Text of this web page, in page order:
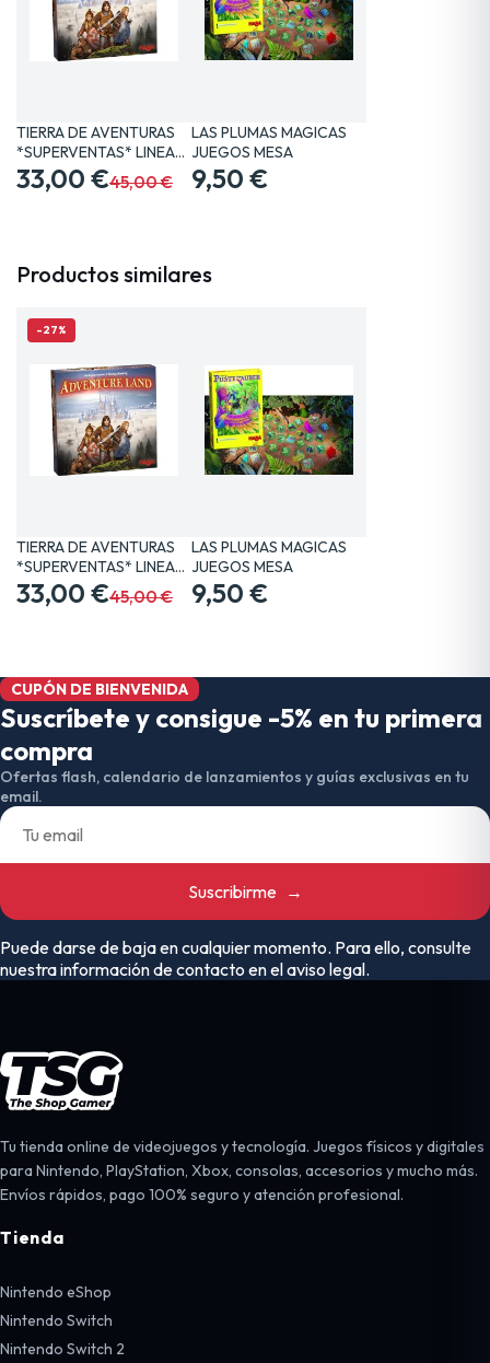
TIERRA DE AVENTURAS
*SUPERVENTAS* LINEA…
33,00 €45,00 €
LAS PLUMAS MAGICAS
JUEGOS MESA
9,50 €
Productos similares
-27%
TIERRA DE AVENTURAS
*SUPERVENTAS* LINEA…
33,00 €45,00 €
LAS PLUMAS MAGICAS
JUEGOS MESA
9,50 €
CUPÓN DE BIENVENIDA
Suscríbete y consigue -5% en tu primera
compra
Ofertas flash, calendario de lanzamientos y guías exclusivas en tu
email.
Suscribirme →
Puede darse de baja en cualquier momento. Para ello, consulte
nuestra información de contacto en el aviso legal.
Tu tienda online de videojuegos y tecnología. Juegos físicos y digitales
para Nintendo, PlayStation, Xbox, consolas, accesorios y mucho más.
Envíos rápidos, pago 100% seguro y atención profesional.
Tienda
Nintendo eShop
Nintendo Switch
Nintendo Switch 2